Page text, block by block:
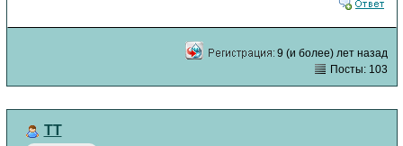
9 (и более) лет назад
Посты: 103
TT